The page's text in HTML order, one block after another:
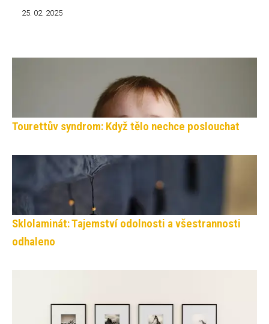
25. 02. 2025
Tourettův syndrom: Když tělo nechce poslouchat
Sklolaminát: Tajemství odolnosti a všestrannosti
odhaleno